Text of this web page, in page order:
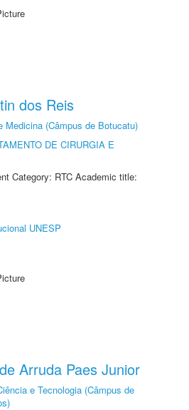
dos Reis
Medicina (Câmpus de Botucatu)
DE CIRURGIA E
Category: RTC Academic title:
UNESP
Arruda Paes Junior
e Tecnologia (Câmpus de